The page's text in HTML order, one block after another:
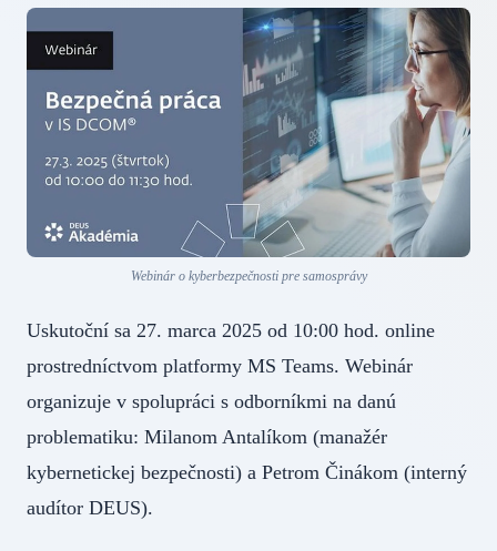
Webinár o kyberbezpečnosti pre samosprávy
Uskutoční sa 27. marca 2025 od 10:00 hod. online
prostredníctvom platformy MS Teams. Webinár
organizuje v spolupráci s odborníkmi na danú
problematiku: Milanom Antalíkom (manažér
kybernetickej bezpečnosti) a Petrom Činákom (interný
audítor DEUS).